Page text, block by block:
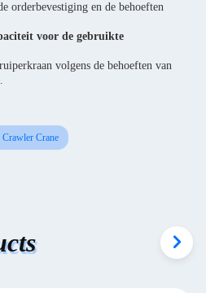
orderbevestiging en de behoeften
voor de gebruikte
volgens de behoeften van
Crane